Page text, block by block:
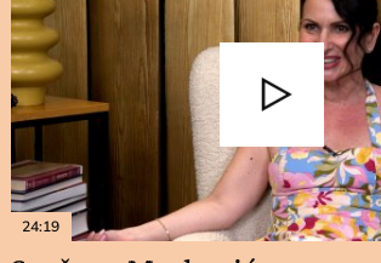
24:19